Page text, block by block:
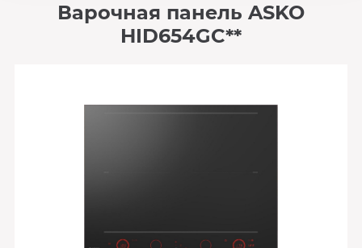
Варочная панель ASKO
HID654GC**